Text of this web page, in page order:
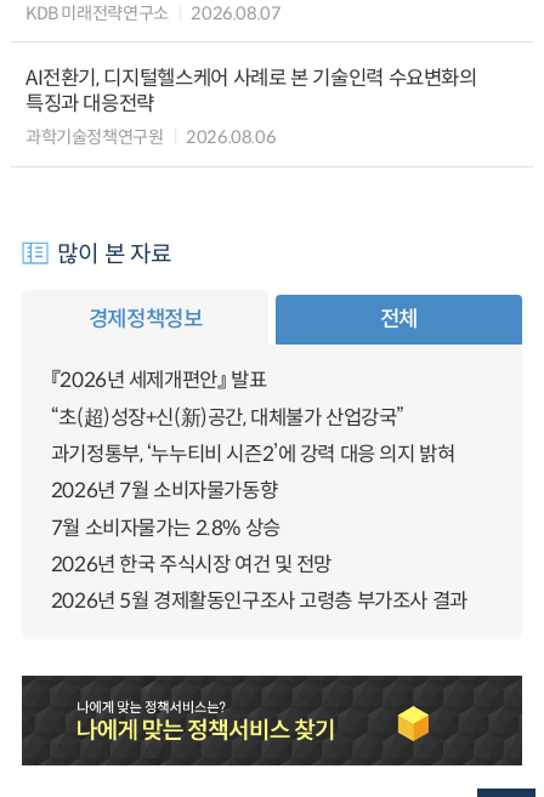
KDB 미래전략연구소 2026.08.07
AI전환기, 디지털헬스케어 사례로 본 기술인력 수요변화의
특징과 대응전략
과학기술정책연구원 2026.08.06
많이 본 자료
경제정책정보 전체
『2026년 세제개편안』 발표
“초(超)성장+신(新)공간, 대체불가 산업강국”
과기정통부, ‘누누티비 시즌2’에 강력 대응 의지 밝혀
2026년 7월 소비자물가동향
7월 소비자물가는 2.8% 상승
2026년 한국 주식시장 여건 및 전망
2026년 5월 경제활동인구조사 고령층 부가조사 결과